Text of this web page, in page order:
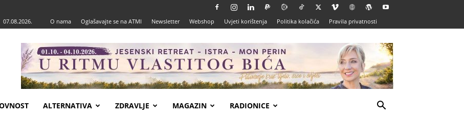
07.08.2026. O nama Oglašavajte se na ATMI Newsletter Webshop Uvjeti korištenja Politika kolačića Pravila privatnosti
ALTERNATIVA ZDRAVLJE MAGAZIN RADIONICE